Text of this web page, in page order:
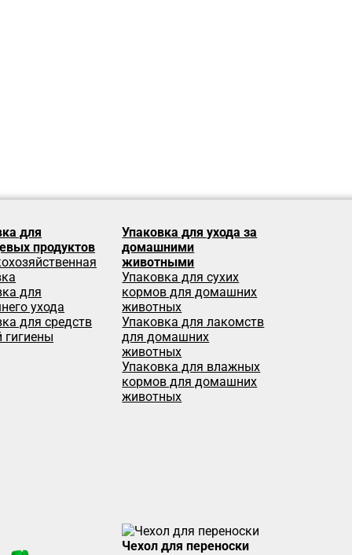
для
продуктов
для
ухода
для средств
гигиены
Упаковка для ухода за
домашними
животными
Упаковка для сухих
кормов для домашних
животных
Упаковка для лакомств
для домашних
животных
Упаковка для влажных
кормов для домашних
животных
Чехол для переноски